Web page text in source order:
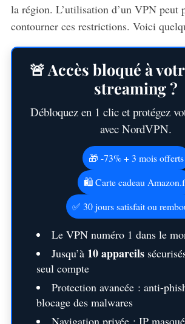
la région. L’utilisation d’un VPN peut
contourner ces restrictions. Voici
🚨 Accès bloqué à
streaming ?
Débloquez en 1 clic et protégez
avec NordVPN.
🎁 -73% + 3 mois offerts
🛍️ Carte cadeau
✅ 30 jours satisfait ou
Le VPN numéro 1 dans le
Jusqu’à 10 appareils
seul compte
Protection avancée : anti-
blocage des malwares
Navigation privée : IP